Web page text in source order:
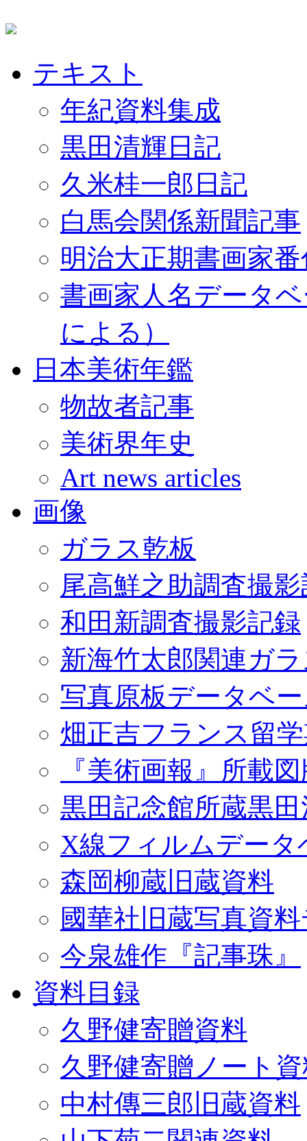
テキスト
年紀資料集成
黒田清輝日記
久米桂一郎日記
白馬会関係新聞記事
明治大正期書画家
書画家人名データ
による）
日本美術年鑑
物故者記事
美術界年史
Art news articles
画像
ガラス乾板
尾高鮮之助調査撮
和田新調査撮影記録
新海竹太郎関連ガ
写真原板データベ
畑正吉フランス留
『美術画報』所載
黒田記念館所蔵黒
X線フィルムデータ
森岡柳蔵旧蔵資料
國華社旧蔵写真資
今泉雄作『記事珠』
資料目録
久野健寄贈資料
久野健寄贈ノート
中村傳三郎旧蔵資料